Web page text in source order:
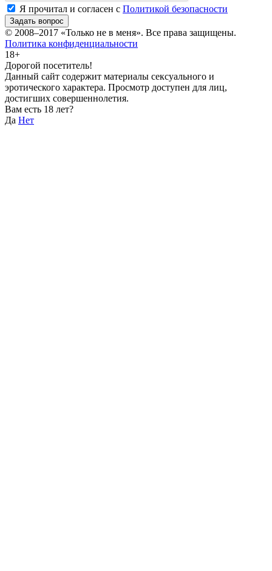
Я прочитал и согласен с Политикой безопасности
Задать вопрос
© 2008–2017 «Только не в меня». Все права защищены.
Политика конфиденциальности
18+
Дорогой посетитель!
Данный сайт содержит материалы сексуального и
эротического характера. Просмотр доступен для лиц,
достигших совершеннолетия.
Вам есть 18 лет?
Да Нет